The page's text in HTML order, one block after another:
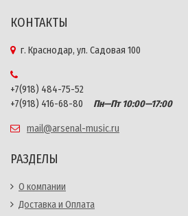
КОНТАКТЫ
г. Краснодар, ул. Садовая 100
+7(918) 484-75-52
+7(918) 416-68-80
Пн—Пт 10:00—17:00
mail@arsenal-music.ru
РАЗДЕЛЫ
О компании
Доставка и Оплата